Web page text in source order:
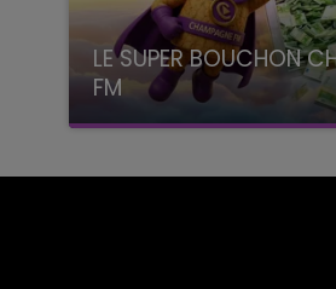
LE SUPER BOUCHON
FM
avec La Famille